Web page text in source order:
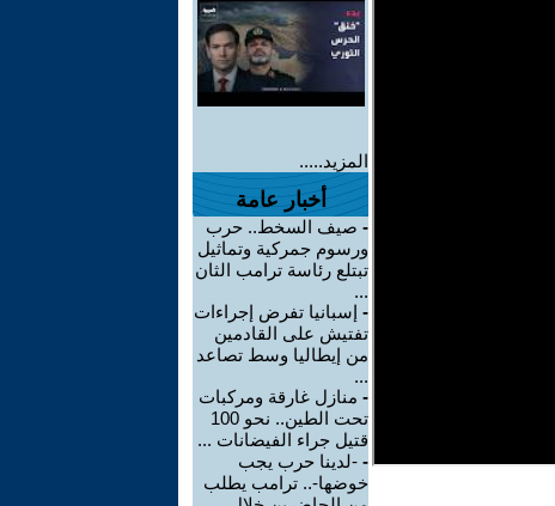
المزيد.....
أخبار عامة
- صيف السخط.. حرب
ورسوم جمركية وتماثيل
تبتلع رئاسة ترامب الثان
...
- إسبانيا تفرض إجراءات
تفتيش على القادمين
من إيطاليا وسط تصاعد
...
- منازل غارقة ومركبات
تحت الطين.. نحو 100
قتيل جراء الفيضانات ...
- -لدينا حرب يجب
خوضها-.. ترامب يطلب